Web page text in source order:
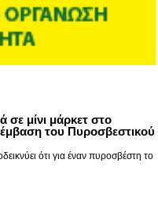
σε μίνι μάρκετ στο
του Πυροσβεστικού
ότι για έναν πυροσβέστη το